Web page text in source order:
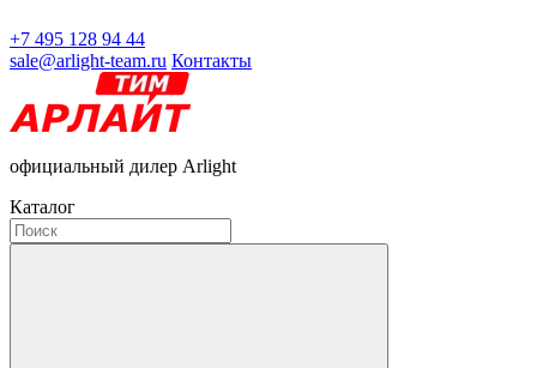
+7 495 128 94 44
sale@arlight-team.ru Контакты
официальный дилер Arlight
Каталог